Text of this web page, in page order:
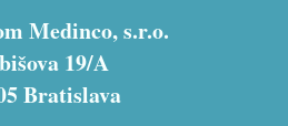
Medinco, s.r.o.
19/A
Bratislava